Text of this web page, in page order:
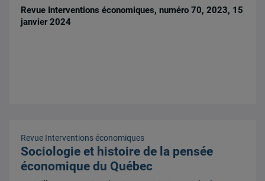
Revue Interventions économiques, numéro 70, 2023, 15
janvier 2024
Revue Interventions économiques
Sociologie et histoire de la pensée
économique du Québec